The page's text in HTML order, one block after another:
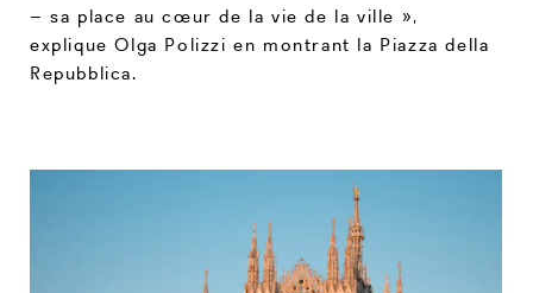
– sa place au cœur de la vie de la ville »,
explique Olga Polizzi en montrant la Piazza della
Repubblica.